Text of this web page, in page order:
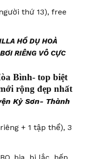
thứ 13), free
HỒ DỤ HOÀ
RIÊNG VÔ CỰC
Bình- top biệt
rộng đẹp nhất
Kỳ Sơn- Thành
+ 1 tập thể), 3
bia, bi lắc, bếp